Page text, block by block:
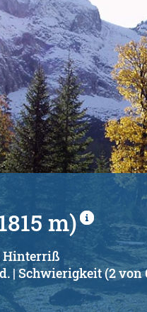
m)
Hinterriß
| Schwierigkeit (2 von